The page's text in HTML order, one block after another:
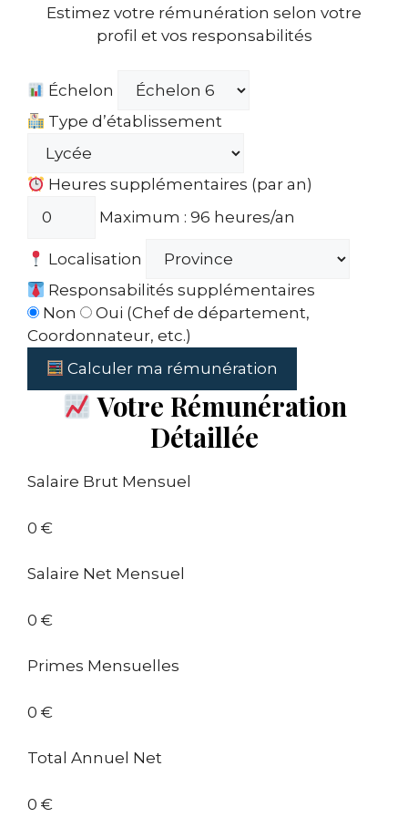
Estimez votre rémunération selon votre
profil et vos responsabilités
Échelon
Type d’établissement
Heures supplémentaires (par an)
Maximum : 96 heures/an
Localisation
Responsabilités supplémentaires
Non
Oui (Chef de département,
Coordonnateur, etc.)
Calculer ma rémunération
Votre Rémunération
Détaillée
Salaire Brut Mensuel
0 €
Salaire Net Mensuel
0 €
Primes Mensuelles
0 €
Total Annuel Net
0 €